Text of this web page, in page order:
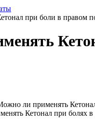
при боли в правом
ли применять
Кетонал при болях